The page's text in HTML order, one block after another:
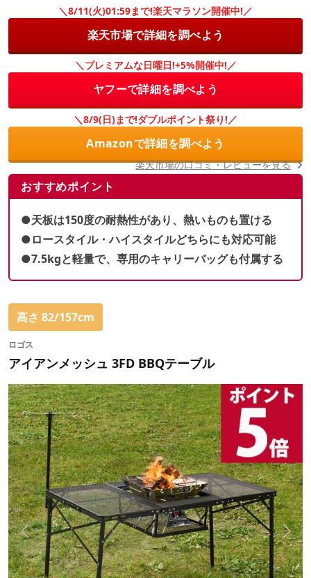
＼8/11(火)01:59まで!楽天マラソン開催中!／
楽天市場で詳細を調べよう
＼プレミアムな日曜日!+5%開催中!／
ヤフーで詳細を調べよう
＼8/9(日)まで!ダブルポイント祭り!／
Amazonで詳細を調べよう
おすすめポイント
●天板は150度の耐熱性があり、熱いものも置ける
●ロースタイル・ハイスタイルどちらにも対応可能
●7.5kgと軽量で、専用のキャリーバッグも付属する
楽天市場の口コミ・レビューを見る
高さ 82/157cm
ロゴス
アイアンメッシュ 3FD BBQテーブル